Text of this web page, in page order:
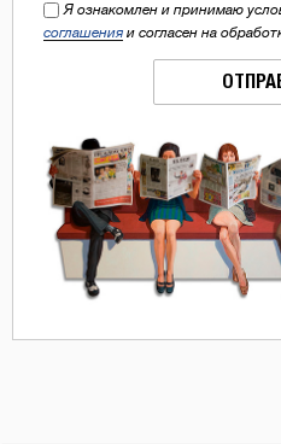
Я ознакомлен и принимаю
соглашения и согласен на